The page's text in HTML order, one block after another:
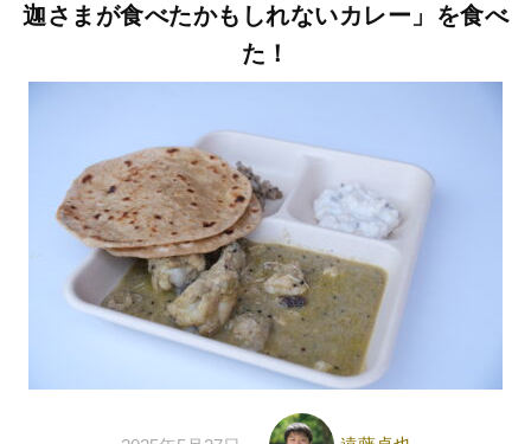
迦さまが食べたかもしれないカレー」を食べ
た！